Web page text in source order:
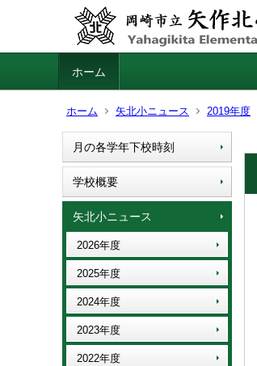
ホーム
ホーム 矢北小ニュース 2019年度
月の各学年下校時刻
学校概要
矢北小ニュース
2026年度
2025年度
2024年度
2023年度
2022年度